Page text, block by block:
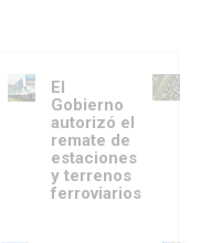
El
Gobierno
autorizó el
remate de
estaciones
y terrenos
ferroviarios